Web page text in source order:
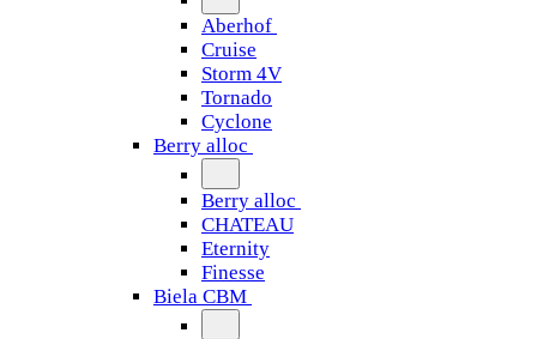
Aberhof
Cruise
Storm 4V
Tornado
Сyclone
Berry alloc
Berry alloc
CHATEAU
Eternity
Finesse
Biela CBM